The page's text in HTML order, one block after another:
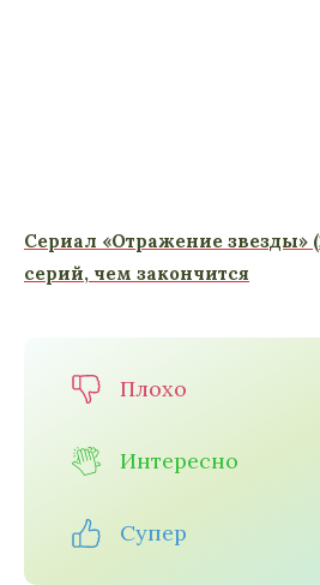
Сериал «Отражение звезды»
серий, чем закончится
Плохо
Интересно
Супер